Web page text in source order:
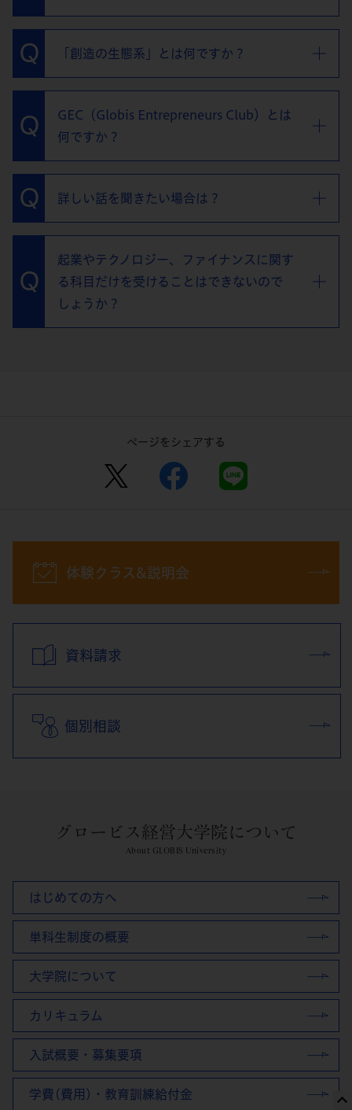
「創造の生態系」とは何ですか？
GEC（Globis Entrepreneurs Club）とは
何ですか？
詳しい話を聞きたい場合は？
起業やテクノロジー、ファイナンスに関す
る科目だけを受けることはできないので
しょうか？
ページをシェアする
体験クラス&説明会
資料請求
個別相談
グロービス経営大学院について
About GLOBIS University
はじめての方へ
単科生制度の概要
大学院について
カリキュラム
入試概要・募集要項
学費(費用)・教育訓練給付金